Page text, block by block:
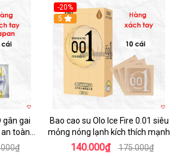
gân gai
toàn
-20%
5
Bao cao su Olo Ice Fire 0.01 siêu
mỏng nóng lạnh kích thích mạnh
140.000₫ 175.000₫